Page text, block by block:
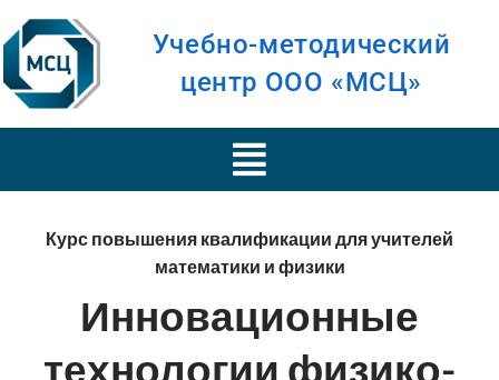
Учебно-методический
центр ООО «МСЦ»
Курс повышения квалификации для учителей
математики и физики
Инновационные
технологии физико-